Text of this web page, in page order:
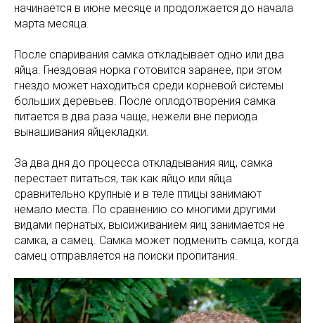
начинается в июне месяце и продолжается до начала
марта месяца.
После спаривания самка откладывает одно или два
яйца. Гнездовая норка готовится заранее, при этом
гнездо может находиться среди корневой системы
больших деревьев. После оплодотворения самка
питается в два раза чаще, нежели вне периода
вынашивания яйцекладки.
За два дня до процесса откладывания яиц, самка
перестает питаться, так как яйцо или яйца
сравнительно крупные и в теле птицы занимают
немало места. По сравнению со многими другими
видами пернатых, высиживанием яиц занимается не
самка, а самец. Самка может подменить самца, когда
самец отправляется на поиски пропитания.